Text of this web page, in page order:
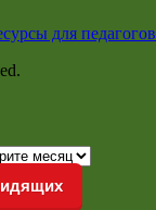
для педагогов